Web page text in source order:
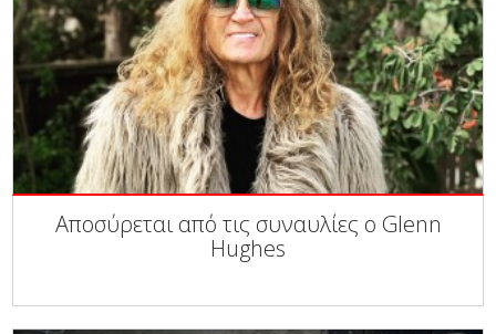
Αποσύρεται από τις συναυλίες ο Glenn
Hughes